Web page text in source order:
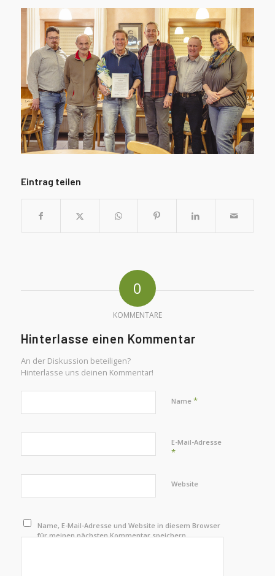
Eintrag teilen
0
KOMMENTARE
Hinterlasse einen Kommentar
An der Diskussion beteiligen?
Hinterlasse uns deinen Kommentar!
Name *
E-Mail-Adresse
*
Website
Name, E-Mail-Adresse und Website in diesem Browser
für meinen nächsten Kommentar speichern.